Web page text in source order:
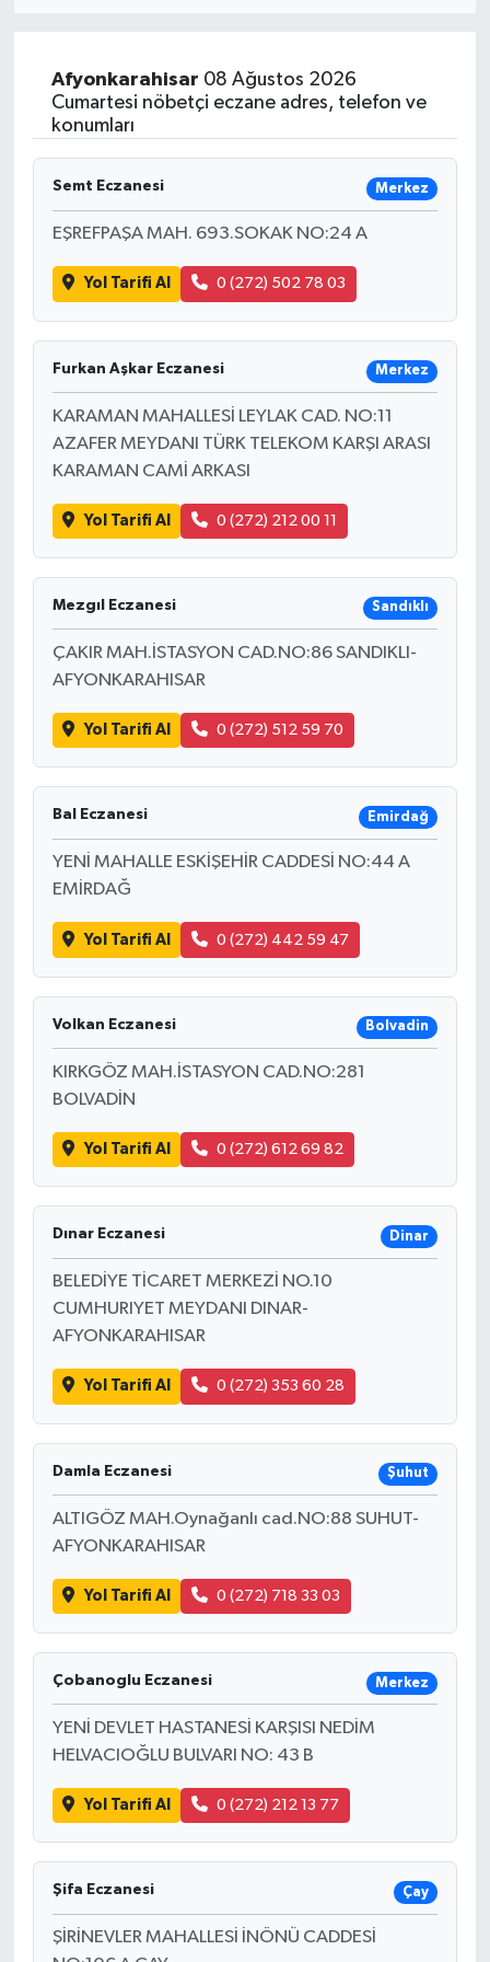
Afyonkarahisar 08 Ağustos 2026
Cumartesi nöbetçi eczane adres, telefon ve
konumları
Semt Eczanesi Merkez
EŞREFPAŞA MAH. 693.SOKAK NO:24 A
Yol Tarifi Al 0 (272) 502 78 03
Furkan Aşkar Eczanesi Merkez
KARAMAN MAHALLESİ LEYLAK CAD. NO:11
AZAFER MEYDANI TÜRK TELEKOM KARŞI ARASI
KARAMAN CAMİ ARKASI
Yol Tarifi Al 0 (272) 212 00 11
Mezgıl Eczanesi Sandıklı
ÇAKIR MAH.İSTASYON CAD.NO:86 SANDIKLI-
AFYONKARAHISAR
Yol Tarifi Al 0 (272) 512 59 70
Bal Eczanesi Emirdağ
YENİ MAHALLE ESKİŞEHİR CADDESİ NO:44 A
EMİRDAĞ
Yol Tarifi Al 0 (272) 442 59 47
Volkan Eczanesi Bolvadin
KIRKGÖZ MAH.İSTASYON CAD.NO:281
BOLVADİN
Yol Tarifi Al 0 (272) 612 69 82
Dınar Eczanesi Dinar
BELEDİYE TİCARET MERKEZİ NO.10
CUMHURIYET MEYDANI DINAR-
AFYONKARAHISAR
Yol Tarifi Al 0 (272) 353 60 28
Damla Eczanesi Şuhut
ALTIGÖZ MAH.Oynağanlı cad.NO:88 SUHUT-
AFYONKARAHISAR
Yol Tarifi Al 0 (272) 718 33 03
Çobanoglu Eczanesi Merkez
YENİ DEVLET HASTANESİ KARŞISI NEDİM
HELVACIOĞLU BULVARI NO: 43 B
Yol Tarifi Al 0 (272) 212 13 77
Şifa Eczanesi Çay
ŞİRİNEVLER MAHALLESİ İNÖNÜ CADDESİ
Sağlık
Magazin
Gündem
Kültür & Sanat
Teknoloji
Bilim, Teknoloji